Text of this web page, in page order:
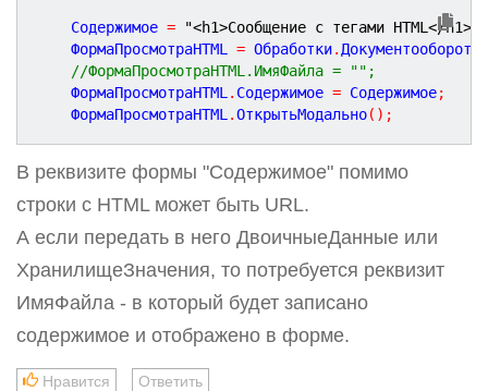
	Содержимое
= "<h1>Сообщение с тегами HTML</h1>"
	ФормаПросмотраHTML
= Обработки.
//ФормаПросмотраHTML.ИмяФайла = "";
	ФормаПросмотраHTML
. Содержимое = Содержимое;
	ФормаПросмотраHTML
.ОткрытьМодально( ) ;
В реквизите формы "Содержимое" помимо
строки с HTML может быть URL.
А если передать в него ДвоичныеДанные или
ХранилищеЗначения, то потребуется реквизит
ИмяФайла - в который будет записано
содержимое и отображено в форме.
Нравится Ответить